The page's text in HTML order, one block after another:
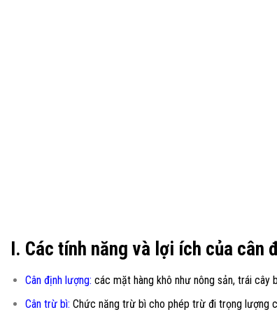
I. Các tính năng và lợi ích của cân
Cân định lượng: các mặt hàng khô như nông sản, trái
Cân trừ bì: Chức năng trừ bì cho phép trừ đi trọng lượng